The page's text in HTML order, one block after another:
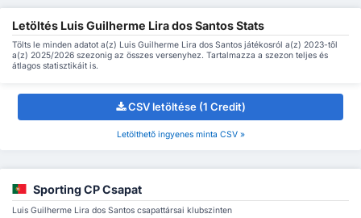
Letöltés Luis Guilherme Lira dos Santos Stats
Tölts le minden adatot a(z) Luis Guilherme Lira dos Santos játékosról a(z) 2023-től
a(z) 2025/2026 szezonig az összes versenyhez. Tartalmazza a szezon teljes és
átlagos statisztikáit is.
CSV letöltése (1 Credit)
Letölthető ingyenes minta CSV »
Sporting CP Csapat
Luis Guilherme Lira dos Santos csapattársai klubszinten